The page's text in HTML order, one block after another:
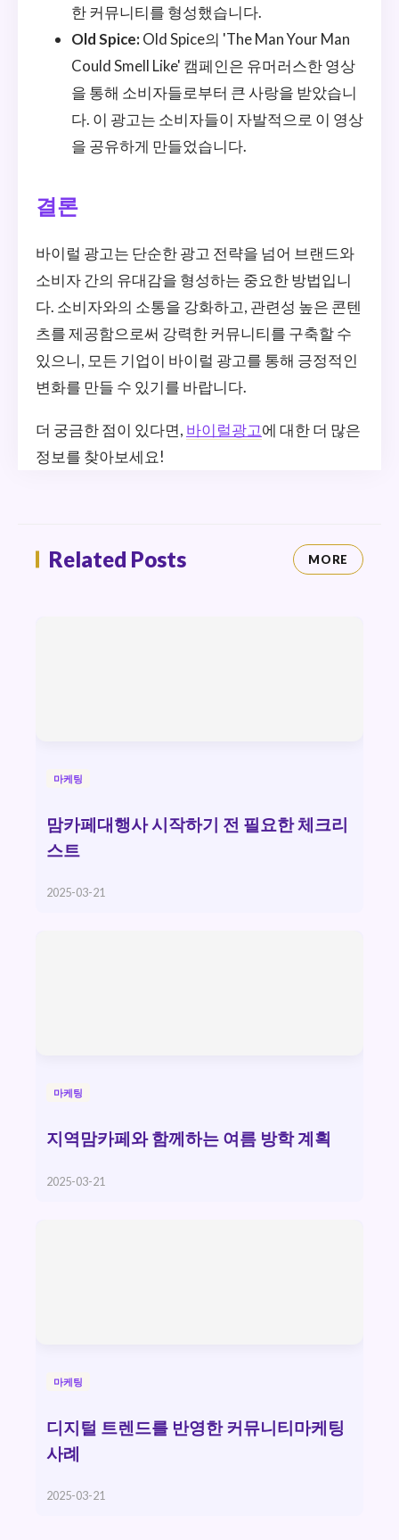
한 커뮤니티를 형성했습니다.
Old Spice: Old Spice의 'The Man Your Man
Could Smell Like' 캠페인은 유머러스한 영상
을 통해 소비자들로부터 큰 사랑을 받았습니
다. 이 광고는 소비자들이 자발적으로 이 영상
을 공유하게 만들었습니다.
결론
바이럴 광고는 단순한 광고 전략을 넘어 브랜드와
소비자 간의 유대감을 형성하는 중요한 방법입니
다. 소비자와의 소통을 강화하고, 관련성 높은 콘텐
츠를 제공함으로써 강력한 커뮤니티를 구축할 수
있으니, 모든 기업이 바이럴 광고를 통해 긍정적인
변화를 만들 수 있기를 바랍니다.
더 궁금한 점이 있다면, 바이럴광고에 대한 더 많은
정보를 찾아보세요!
Related Posts MORE
마케팅
맘카페대행사 시작하기 전 필요한 체크리
스트
2025-03-21
마케팅
지역맘카페와 함께하는 여름 방학 계획
2025-03-21
마케팅
디지털 트렌드를 반영한 커뮤니티마케팅
사례
2025-03-21